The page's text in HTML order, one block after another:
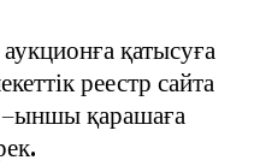
қатысуға
реестр сайта
қарашаға